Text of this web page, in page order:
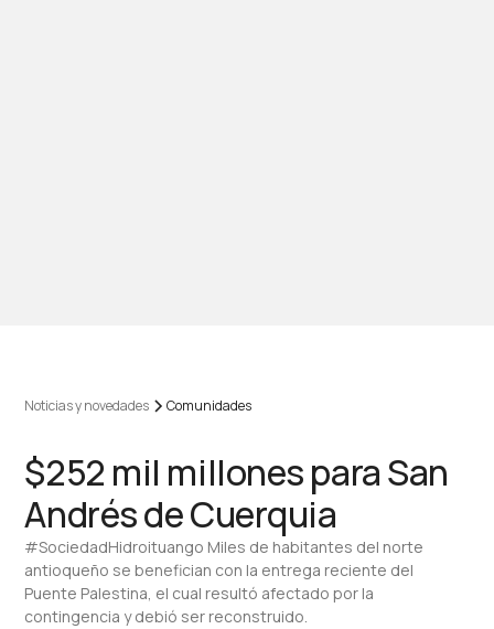
Noticias y novedades Comunidades
$252 mil millones para San
Andrés de Cuerquia
#SociedadHidroituango Miles de habitantes del norte
antioqueño se benefician con la entrega reciente del
Puente Palestina, el cual resultó afectado por la
contingencia y debió ser reconstruido.